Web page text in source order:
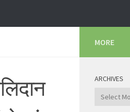
MORE
ARCHIVES
Archives